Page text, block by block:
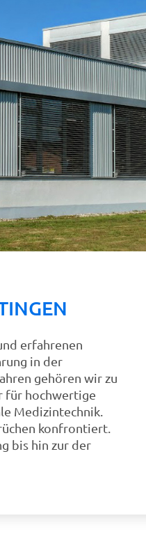
erfahrenen
in der
gehören wir zu
für hochwertige
Medizintechnik.
konfrontiert.
bis hin zur der